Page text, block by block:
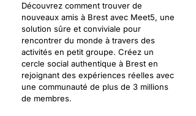
Découvrez comment trouver de
nouveaux amis à Brest avec Meet5, une
solution sûre et conviviale pour
rencontrer du monde à travers des
activités en petit groupe. Créez un
cercle social authentique à Brest en
rejoignant des expériences réelles avec
une communauté de plus de 3 millions
de membres.